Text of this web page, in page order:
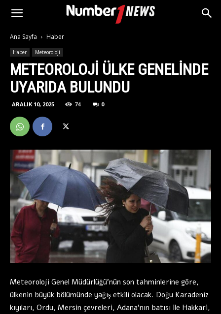
Ana Sayfa Haber
Haber Meteoroloji
METEOROLOJI ÜLKE GENELINDE
UYARIDA BULUNDU
ARALIK 10, 2025 74 0
Meteoroloji Genel Müdürlüğü’nün son tahminlerine göre,
ülkenin büyük bölümünde yağış etkili olacak. Doğu Karadeniz
kıyıları, Ordu, Mersin çevreleri, Adana’nın batısı ile Hakkari,